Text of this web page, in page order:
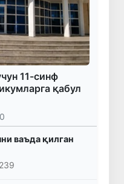
11-синф
қабул
0
ваъда қилган
239